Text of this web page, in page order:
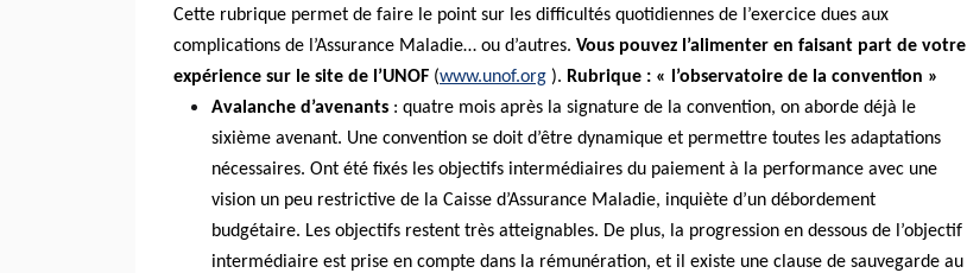
Cette rubrique permet de faire le point sur les difficultés quotidiennes de l’exercice dues aux
complications de l’Assurance Maladie… ou d’autres. Vous pouvez l’alimenter en faisant part de votre
expérience sur le site de l’UNOF (www.unof.org ). Rubrique : « l’observatoire de la convention »
Avalanche d’avenants : quatre mois après la signature de la convention, on aborde déjà le
sixième avenant. Une convention se doit d’être dynamique et permettre toutes les adaptations
nécessaires. Ont été fixés les objectifs intermédiaires du paiement à la performance avec une
vision un peu restrictive de la Caisse d’Assurance Maladie, inquiète d’un débordement
budgétaire. Les objectifs restent très atteignables. De plus, la progression en dessous de l’objectif
intermédiaire est prise en compte dans la rémunération, et il existe une clause de sauvegarde au